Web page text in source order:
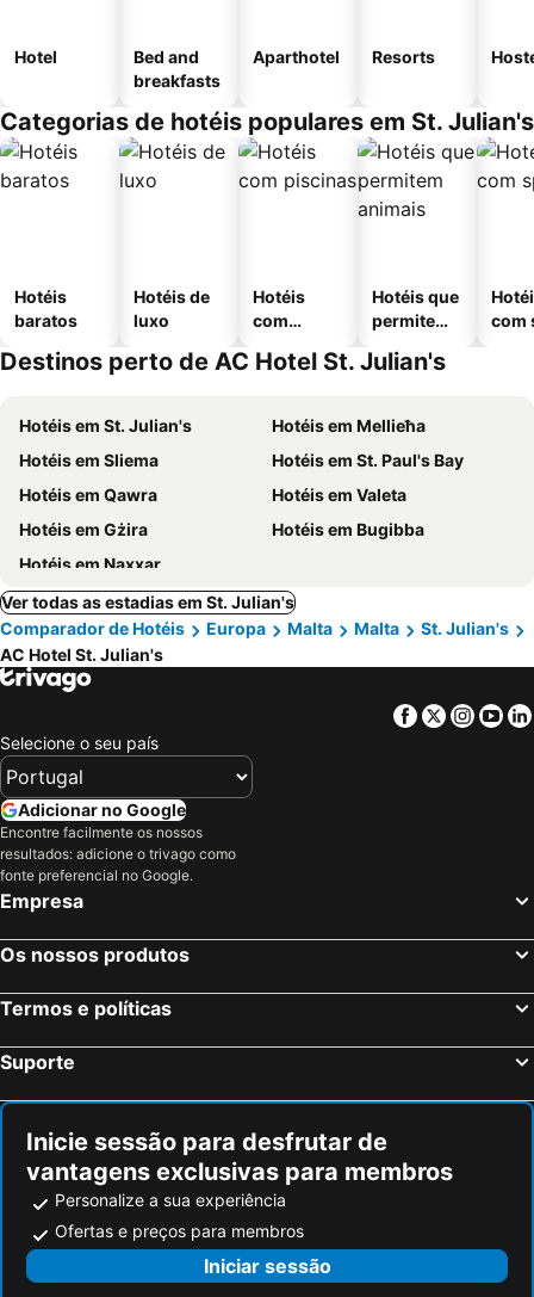
Hotel
Bed and
breakfasts
Aparthotel Resorts
Categorias de hotéis populares em St. Julian's
Hotéis
baratos
Hotéis de
luxo
Hotéis
com
Hotéis que
permitem
com
Destinos perto de AC Hotel St. Julian's
Hotéis em St. Julian's
Hotéis em Mellieħa
Hotéis em Sliema
Hotéis em St. Paul's Bay
Hotéis em Qawra
Hotéis em Valeta
Hotéis em Gżira
Hotéis em Bugibba
Hotéis em Naxxar
Ver todas as estadias em St. Julian's
Comparador de Hotéis
Europa Malta Malta
St. Julian's
AC Hotel St. Julian's
Facebook
Twitter
Selecione o seu país
Adicionar no Google
Encontre facilmente os nossos
resultados: adicione o trivago como
fonte preferencial no Google.
Empresa
Os nossos produtos
Termos e políticas
Suporte
Inicie sessão para desfrutar de
vantagens exclusivas para membros
Personalize a sua experiência
Ofertas e preços para membros
Iniciar sessão